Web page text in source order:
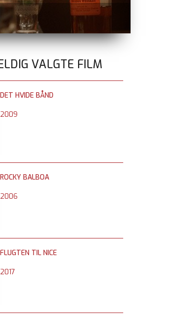
VALGTE FILM
DET HVIDE BÅND
2009
ROCKY BALBOA
2006
FLUGTEN TIL NICE
2017